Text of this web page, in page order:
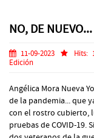
NO, DE NUEVO...
11-09-2023 Hits:
Edición
Angélica Mora Nueva
de la pandemia... que
con el rostro cubierto,
pruebas de COVID-19.